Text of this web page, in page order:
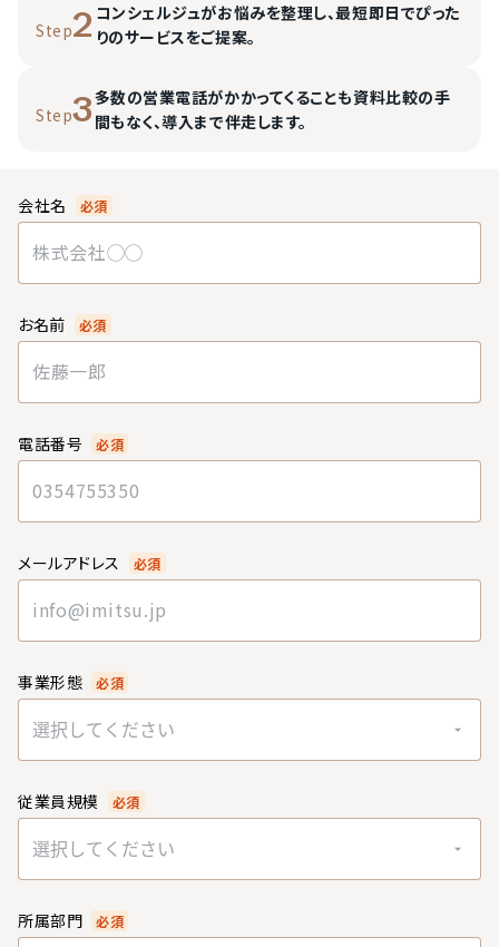
Step2 コンシェルジュがお悩みを整理し、最短即日でぴった
りのサービスをご提案。
Step3多数の営業電話がかかってくることも資料比較の手
間もなく、導入まで伴走します。
会社名 必須
お名前 必須
電話番号 必須
メールアドレス 必須
事業形態 必須
選択してください
従業員規模 必須
選択してください
所属部門 必須